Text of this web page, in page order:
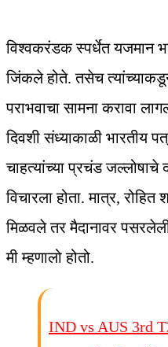
विश्‍वकरंडक स्पर्धेत यजमान
जिंकले होते. तसेच
पराभवाचा सामना करावा
दिवशी संध्याकाळी भारतीय
चाहत्यांच्या प्रचंड
विचारला होता. मात्र,
मिळवले तर मैदानावर
मी म्हणालो होतो.
IND vs AUS 3rd